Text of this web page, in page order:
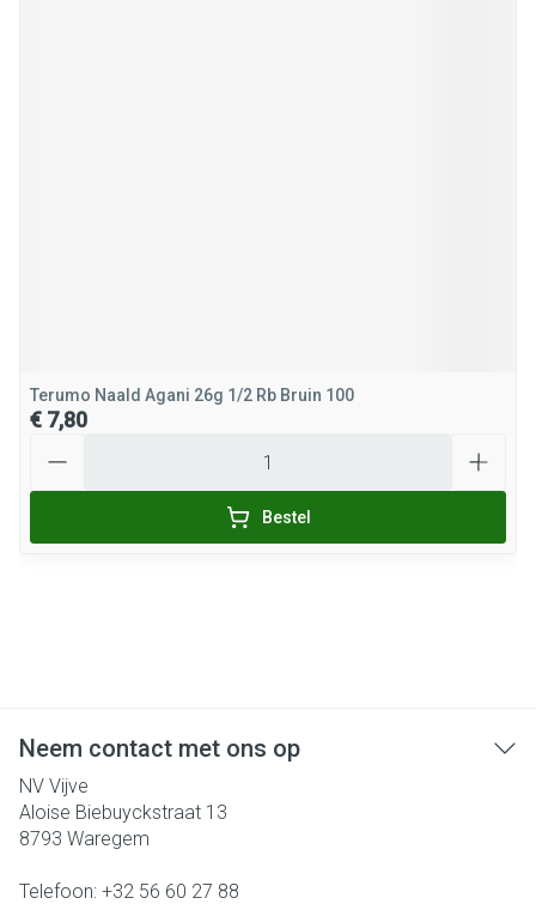
Terumo Naald Agani 26g 1/2 Rb Bruin 100
€ 7,80
Bestel
Neem contact met ons op
NV Vijve
Aloise Biebuyckstraat 13
8793 Waregem
Telefoon: +32 56 60 27 88